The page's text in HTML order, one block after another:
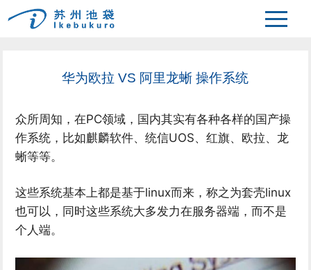
主页 >新闻中心
华为欧拉 VS 阿里龙蜥 操作系统
众所周知，在PC领域，国内其实有各种各样的国产操
作系统，比如麒麟软件、统信UOS、红旗、欧拉、龙
蜥等等。
这些系统基本上都是基于linux而来，称之为套壳linux
也可以，同时这些系统大多发力在服务器端，而不是
个人端。